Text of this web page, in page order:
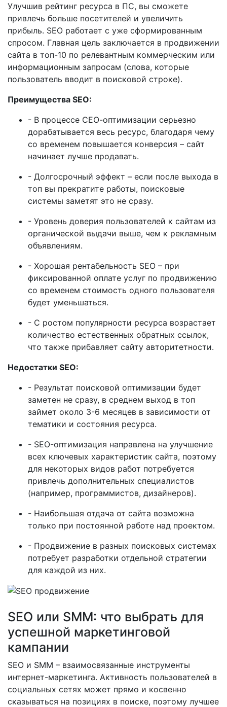
Улучшив рейтинг ресурса в ПС, вы сможете
привлечь больше посетителей и увеличить
прибыль. SEO работает с уже сформированным
спросом. Главная цель заключается в продвижении
сайта в топ-10 по релевантным коммерческим или
информационным запросам (слова, которые
пользователь вводит в поисковой строке).
Преимущества SEO:
- В процессе СЕО-оптимизации серьезно
дорабатывается весь ресурс, благодаря чему
со временем повышается конверсия – сайт
начинает лучше продавать.
- Долгосрочный эффект – если после выхода в
топ вы прекратите работы, поисковые
системы заметят это не сразу.
- Уровень доверия пользователей к сайтам из
органической выдачи выше, чем к рекламным
объявлениям.
- Хорошая рентабельность SEO – при
фиксированной оплате услуг по продвижению
со временем стоимость одного пользователя
будет уменьшаться.
- С ростом популярности ресурса возрастает
количество естественных обратных ссылок,
что также прибавляет сайту авторитетности.
Недостатки SEO:
- Результат поисковой оптимизации будет
заметен не сразу, в среднем выход в топ
займет около 3-6 месяцев в зависимости от
тематики и состояния ресурса.
- SEO-оптимизация направлена на улучшение
всех ключевых характеристик сайта, поэтому
для некоторых видов работ потребуется
привлечь дополнительных специалистов
(например, программистов, дизайнеров).
- Наибольшая отдача от сайта возможна
только при постоянной работе над проектом.
- Продвижение в разных поисковых системах
потребует разработки отдельной стратегии
для каждой из них.
SEO или SMM: что выбрать для
успешной маркетинговой
кампании
SEO и SMM – взаимосвязанные инструменты
интернет-маркетинга. Активность пользователей в
социальных сетях может прямо и косвенно
сказываться на позициях в поиске, поэтому лучшее